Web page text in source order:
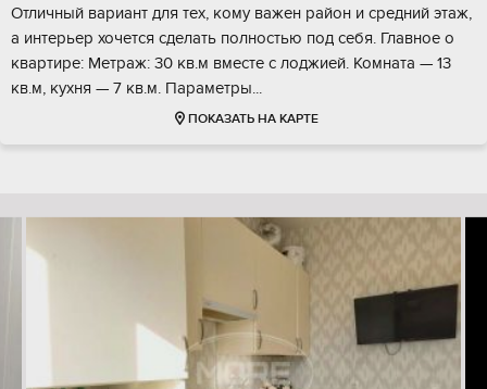
Отличный вариант для тех, кому важен район и средний этаж,
а интерьер хочется сделать полностью под себя. Главное о
квартире: Метраж: 30 кв.м вместе с лоджией. Комната — 13
кв.м, кухня — 7 кв.м. Параметры...
ПОКАЗАТЬ НА КАРТЕ